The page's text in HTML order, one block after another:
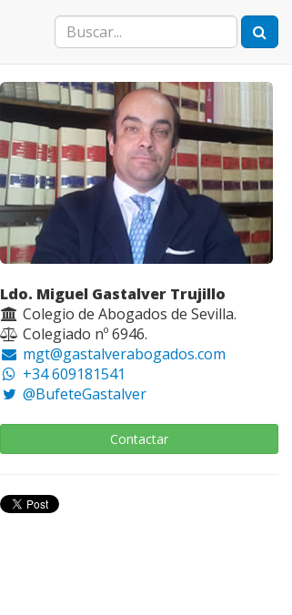
Ldo. Miguel Gastalver Trujillo
Colegio de Abogados de Sevilla.
Colegiado nº 6946.
mgt@gastalverabogados.com
+34 609181541
@BufeteGastalver
Contactar